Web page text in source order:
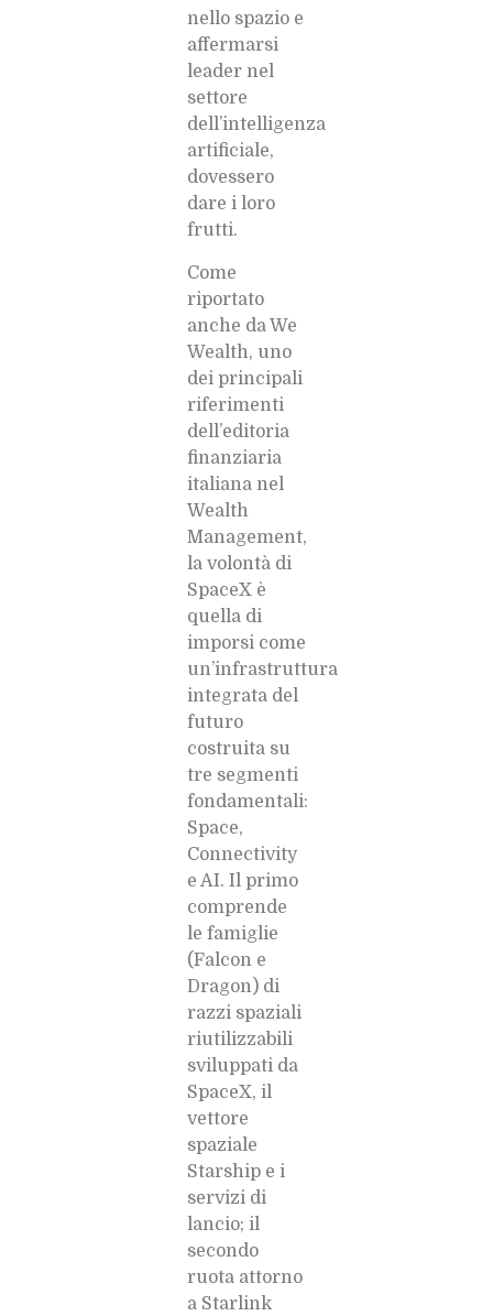
nello spazio e
affermarsi
leader nel
settore
dell’intelligenza
artificiale,
dovessero
dare i loro
frutti.
Come
riportato
anche da We
Wealth, uno
dei principali
riferimenti
dell’editoria
finanziaria
italiana nel
Wealth
Management,
la volontà di
SpaceX è
quella di
imporsi come
un’infrastruttura
integrata del
futuro
costruita su
tre segmenti
fondamentali:
Space,
Connectivity
e AI. Il primo
comprende
le famiglie
(Falcon e
Dragon) di
razzi spaziali
riutilizzabili
sviluppati da
SpaceX, il
vettore
spaziale
Starship e i
servizi di
lancio; il
secondo
ruota attorno
a Starlink